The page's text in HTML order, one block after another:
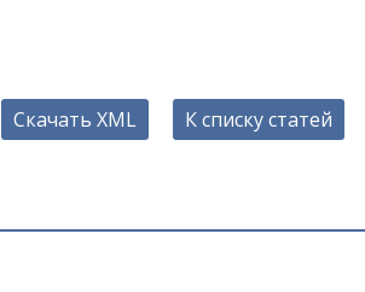
Скачать XML К списку статей